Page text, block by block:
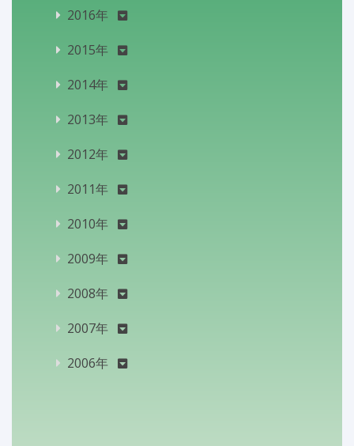
2016年
2015年
2014年
2013年
2012年
2011年
2010年
2009年
2008年
2007年
2006年